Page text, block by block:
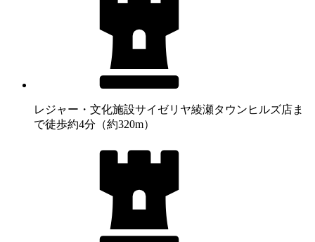
レジャー・文化施設サイゼリヤ綾瀬タウンヒルズ店ま
で徒歩約4分（約320m）